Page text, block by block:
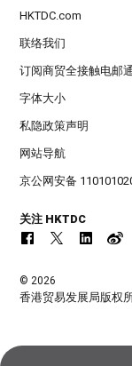
HKTDC.com
联络我们
订阅商贸全接触电邮
字体大小
私隐政策声明
网站导航
京公网安备
关注 HKTDC
© 2026
香港贸易发展局版权